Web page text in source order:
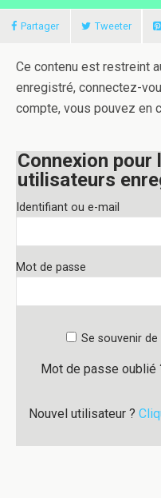
Partager Tweeter
Ce contenu est restreint
enregistré, connectez-
compte, vous pouvez en
Connexion pour
utilisateurs
Identifiant ou e-mail
Mot de passe
Se souvenir de
Mot de passe oublié
Nouvel utilisateur ?